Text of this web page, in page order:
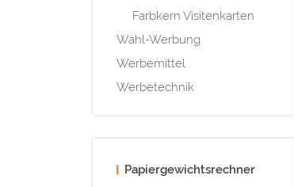
Farbkern Visitenkarten
Wahl-Werbung
Werbemittel
Werbetechnik
Papiergewichtsrechner